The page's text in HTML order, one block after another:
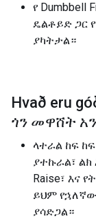
የ Dumbbell
ዴልቶይድ ጋር
ያካትታል።
Hvað eru
ጎን መዋሸት
ላተራል ከፍ
ያተኩራል፣ ልክ
Raise፣ እና
ይህም
ያሳድጋል።